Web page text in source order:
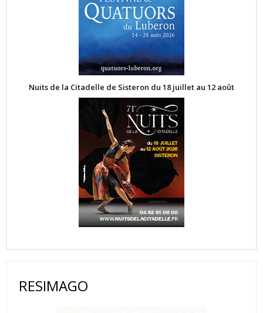
Nuits de la Citadelle de Sisteron du 18 juillet au 12 août
RESIMAGO